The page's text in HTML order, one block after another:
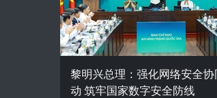
黎明兴总理：强化网络安全协
动 筑牢国家数字安全防线